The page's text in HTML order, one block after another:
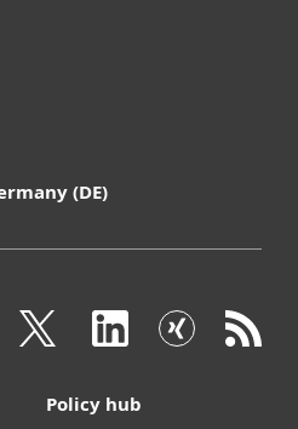
(DE)
Policy hub